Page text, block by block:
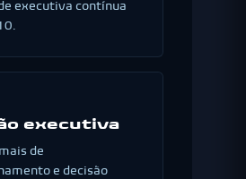
executiva contínua
executiva
de
e decisão